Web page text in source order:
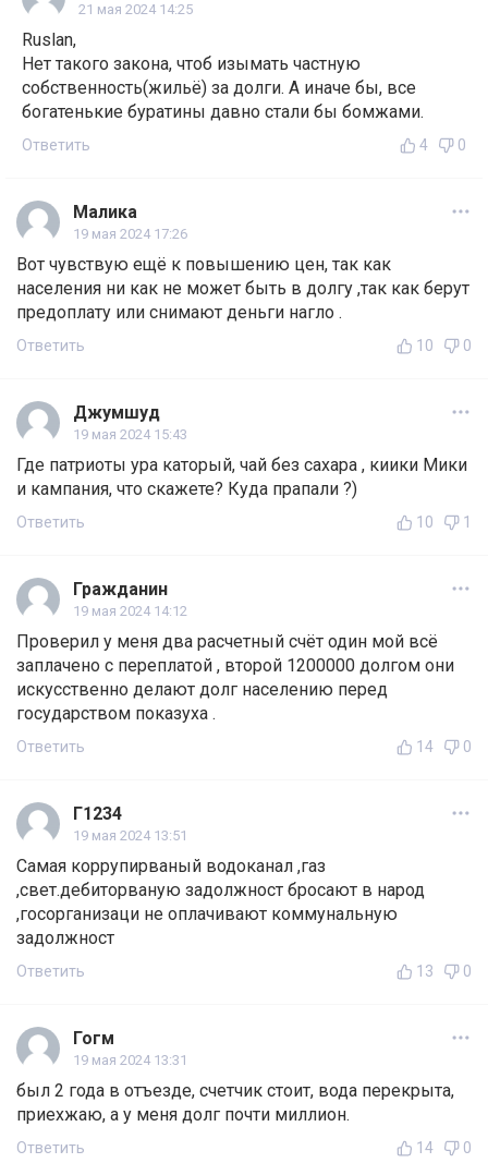
21 мая 2024 14:25
Ruslan,
Нет такого закона, чтоб изымать частную
собственность(жильё) за долги. А иначе бы, все
богатенькие буратины давно стали бы бомжами.
Ответить 4 0
Малика
19 мая 2024 17:26
Вот чувствую ещё к повышению цен, так как
населения ни как не может быть в долгу ,так как берут
предоплату или снимают деньги нагло .
Ответить 10 0
Джумшуд
19 мая 2024 15:43
Где патриоты ура каторый, чай без сахара , киики Мики
и кампания, что скажете? Куда прапали ?)
Ответить 10 1
Гражданин
19 мая 2024 14:12
Проверил у меня два расчетный счёт один мой всё
заплачено с переплатой , второй 1200000 долгом они
искусственно делают долг населению перед
государством показуха .
Ответить 14 0
Г1234
19 мая 2024 13:51
Самая коррупирваный водоканал ,газ
,свет.дебиторваную задолжност бросают в народ
,госорганизаци не оплачивают коммунальную
задолжност
Ответить 13 0
Гогм
19 мая 2024 13:31
был 2 года в отъезде, счетчик стоит, вода перекрыта,
приехжаю, а у меня долг почти миллион.
Ответить 14 0